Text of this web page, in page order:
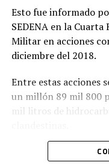
Esto fue informado
SEDENA en la
Militar en acciones
diciembre del 2018.
Entre estas acciones
un millón 89 mil 800
mil litros de
El decomiso de 323